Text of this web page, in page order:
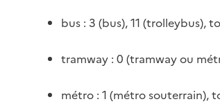
bus : 3 (bus), 11 (trolleybus),
tramway : 0 (tramway ou
métro : 1 (métro souterrain),